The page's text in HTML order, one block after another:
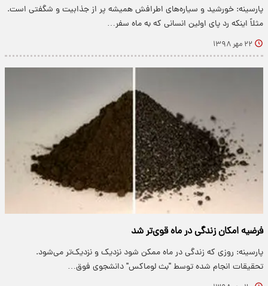
پارسینه: خورشید و سیاره‌های اطرافش همیشه پر از جذابیت و شگفتی است.
مثلاً اینکه رد پای اولین انسانی که به ماه سفر…
۲۲ مهر ۱۳۹۸
فرضیه امکان زندگی در ماه قوی‌تر شد
پارسینه: روزی که زندگی در ماه ممکن شود نزدیک و نزدیک‌تر می‌شود.
تحقیقات انجام شده توسط "بث لوماکس" دانشجوی فوق…